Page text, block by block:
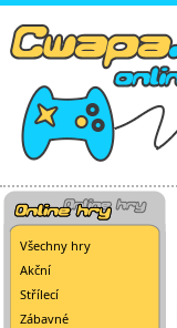
Všechny hry
Akční
Střílecí
Zábavné